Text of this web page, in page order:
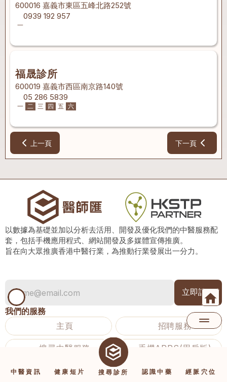
中醫資訊 健康短片 搜尋診所 認識中藥 經脈穴位
600016 嘉義市東區五峰北路252號
0939 192 957
一
福晟診所
600019 嘉義市西區南京路140號
05 286 5839
一 二 三 四 五 六
上一頁 下一頁
以數據為基礎並加以分析去活用、開發及優化我們的中醫服務配
套，包括手機應用程式、網站開發及多媒體宣傳推廣。
旨在向大眾推廣香港中醫行業，為推動行業發展出一分力。
我們的服務
主頁
招聘服務
搜尋中醫服務 手機APPS(用戶版)
手機應用程式專頁